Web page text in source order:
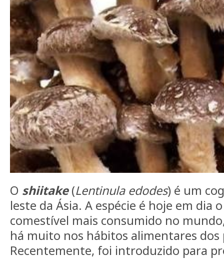
O shiitake(Lentinula edodes) é um
leste da Ásia. A espécie é hoje em dia
comestível mais consumido no
há muito nos hábitos alimentares dos
Recentemente, foi introduzido para